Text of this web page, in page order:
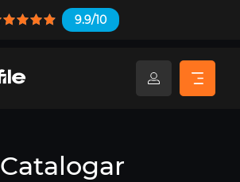
9.9/10
Catalogar